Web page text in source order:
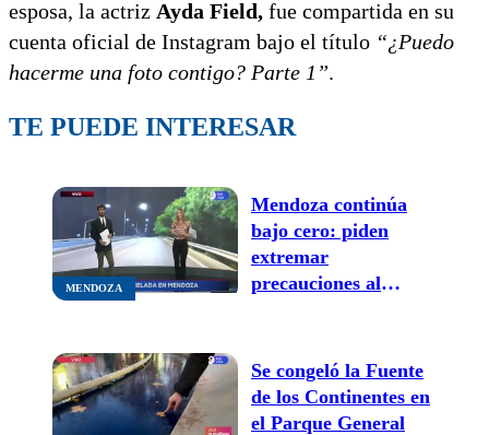
esposa, la actriz Ayda Field, fue compartida en su
cuenta oficial de Instagram bajo el título “¿Puedo
hacerme una foto contigo? Parte 1”.
TE PUEDE INTERESAR
MENDOZA
Mendoza continúa
bajo cero: piden
extremar
precauciones al
Se congeló la Fuente
de los Continentes en
el Parque General